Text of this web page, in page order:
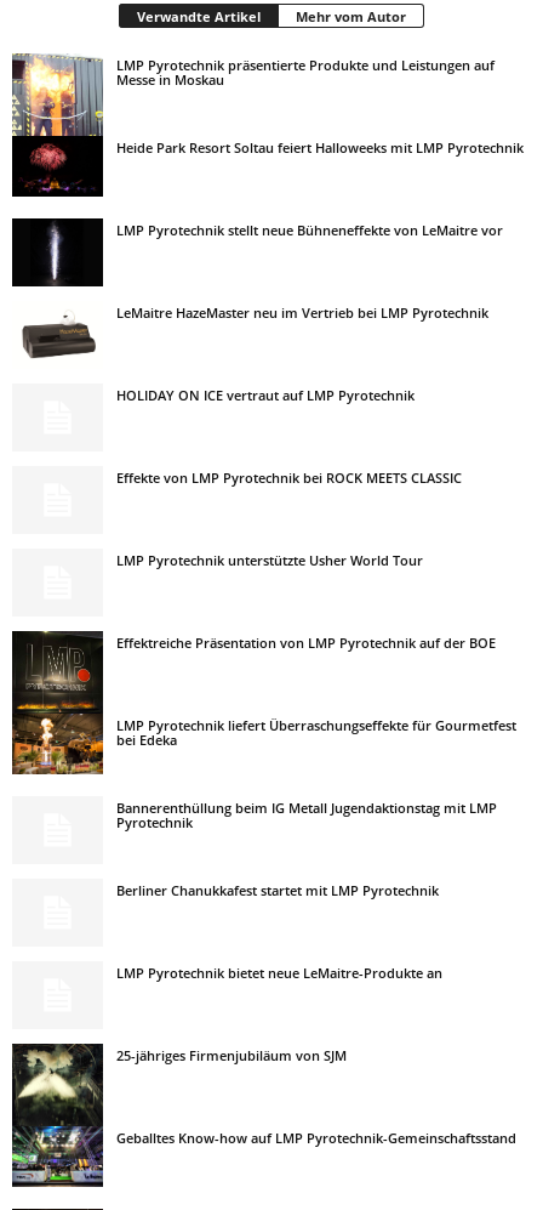
Verwandte Artikel Mehr vom Autor
LMP Pyrotechnik präsentierte Produkte und Leistungen auf
Messe in Moskau
Heide Park Resort Soltau feiert Halloweeks mit LMP Pyrotechnik
LMP Pyrotechnik stellt neue Bühneneffekte von LeMaitre vor
LeMaitre HazeMaster neu im Vertrieb bei LMP Pyrotechnik
HOLIDAY ON ICE vertraut auf LMP Pyrotechnik
Effekte von LMP Pyrotechnik bei ROCK MEETS CLASSIC
LMP Pyrotechnik unterstützte Usher World Tour
Effektreiche Präsentation von LMP Pyrotechnik auf der BOE
LMP Pyrotechnik liefert Überraschungseffekte für Gourmetfest
bei Edeka
Bannerenthüllung beim IG Metall Jugendaktionstag mit LMP
Pyrotechnik
Berliner Chanukkafest startet mit LMP Pyrotechnik
LMP Pyrotechnik bietet neue LeMaitre-Produkte an
25-jähriges Firmenjubiläum von SJM
Geballtes Know-how auf LMP Pyrotechnik-Gemeinschaftsstand